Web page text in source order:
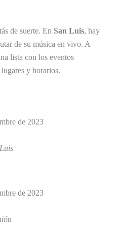
de suerte. En San Luis, hay
de su música en vivo. A
lista con los eventos
y horarios.
de 2023
de 2023